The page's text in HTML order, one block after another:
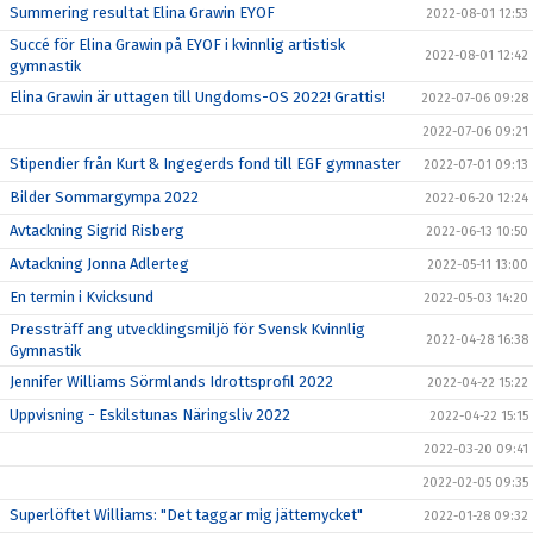
Summering resultat Elina Grawin EYOF 2022-08-01 12:53
Succé för Elina Grawin på EYOF i kvinnlig artistisk
gymnastik
2022-08-01 12:42
Elina Grawin är uttagen till Ungdoms-OS 2022! Grattis! 2022-07-06 09:28
2022-07-06 09:21
Stipendier från Kurt & Ingegerds fond till EGF gymnaster 2022-07-01 09:13
Bilder Sommargympa 2022 2022-06-20 12:24
Avtackning Sigrid Risberg 2022-06-13 10:50
Avtackning Jonna Adlerteg 2022-05-11 13:00
En termin i Kvicksund 2022-05-03 14:20
Pressträff ang utvecklingsmiljö för Svensk Kvinnlig
Gymnastik
2022-04-28 16:38
Jennifer Williams Sörmlands Idrottsprofil 2022 2022-04-22 15:22
Uppvisning - Eskilstunas Näringsliv 2022 2022-04-22 15:15
2022-03-20 09:41
2022-02-05 09:35
Superlöftet Williams: "Det taggar mig jättemycket" 2022-01-28 09:32